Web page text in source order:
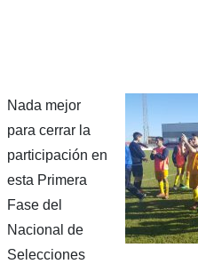
Nada mejor
para cerrar la
participación en
esta Primera
Fase del
Nacional de
Selecciones